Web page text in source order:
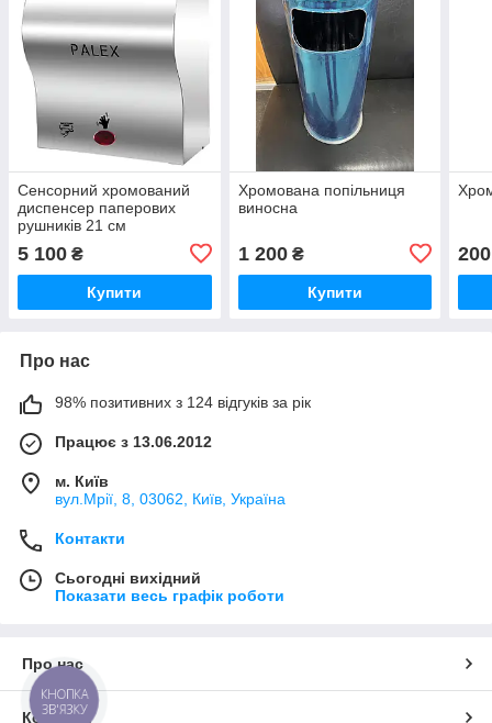
Сенсорний хромований
диспенсер паперових
рушників 21 см
5 100 ₴
Купити
Хромована попільниця
виносна
1 200₴
Купити
200
Про нас
98% позитивних з 124 відгуків за рік
Працює з 13.06.2012
м. Київ
вул.Мрії, 8, 03062, Київ, Україна
Контакти
Сьогодні вихідний
Показати весь графік роботи
Про нас
Контакти
КНОПКА
ЗВ'ЯЗКУ